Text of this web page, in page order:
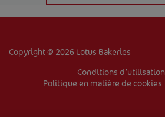
PRODUITS
TRADEMARK
Copyright @ 2026 Lotus Bakeries
Conditions d’utilisation
Politique en matière de cookies